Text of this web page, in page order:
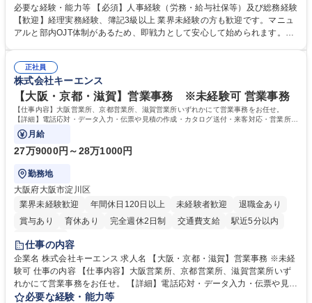
度改定などのコア業務にも挑戦できる、やりがいある環境です。 ■勤怠管
理、給与計算、社会保険手続き、年末調整等の労務管理全般 ■入退社手続
き、社内規定の改定や人事制度改定などのコア業務 ■社内イベントの企画
でも質問・相談できる環境が整っているため、安心して成長できます。 募
集職種 【森ビルG】人事・総務◆賞与5ヶ月◆年休120日◆残業少なめ◆
リモート可
必要な経験・能力等 【必須】人事経験（労務・給与社保等）及び総務経験
【歓迎】経理実務経験、簿記3級以上 業界未経験の方も歓迎です。マニュ
アルと部内OJT体制があるため、即戦力として安心して始められます。
務に挑戦できるため、自身の成長と組織への貢献度をダイレクトに実感で
きます。 残業少なめ、週1日リモート可など、ワークライフバランスを保
ち長期活躍できる環境です。 「これまでの幅広い経験を活かし、長期的な
キャリアを築きたい」という前向きな意欲と挑戦を全力で応援します。 学
歴・資格 学歴：大学院 大学 高専 短大 専修学校 高校 語学力： 資格：日商
簿記検定1級 日商簿記検定2級 日商簿記検定3級
正社員
株式会社キーエンス
【大阪・京都・滋賀】営業事務 ※未経験可 営業事務
【仕事内容】大阪営業所、京都営業所、滋賀営業所いずれかにて営業事務をお任せ。
【詳細】電話応対・データ入力・伝票や見積の作成・カタログ送付・来客対応・営業所内
で発生する事務業務や業務改善をお任せ。
月給
27万9000円～28万1000円
勤務地
大阪府大阪市淀川区
業界未経験歓迎
年間休日120日以上 未経験者歓迎
退職金あり
賞与あり
育休あり 完全週休2日制 交通費支給
駅近5分以内
土日祝休み
仕事の内容
企業名 株式会社キーエンス 求人名 【大阪・京都・滋賀】営業事務 ※未経
験可 仕事の内容 【仕事内容】大阪営業所、京都営業所、滋賀営業所いず
れかにて営業事務をお任せ。 【詳細】電話応対・データ入力・伝票や見積
の作成・カタログ送付・来客対応・営業所内で発生する事務業務や業務改
必要な経験・能力等